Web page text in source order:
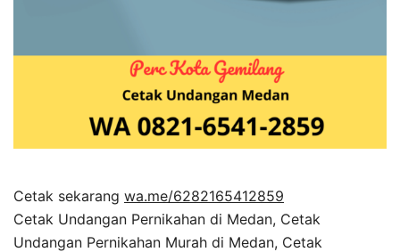
Cetak sekarang wa.me/6282165412859
Cetak Undangan Pernikahan di Medan, Cetak
Undangan Pernikahan Murah di Medan, Cetak